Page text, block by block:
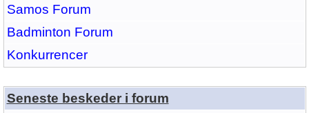
Samos Forum
Badminton Forum
Konkurrencer
Seneste beskeder i forum